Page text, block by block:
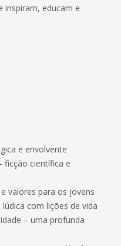
inspiram, educam e
e envolvente
ficção científica e
valores para os jovens
lúdica com lições de vida
– uma profunda